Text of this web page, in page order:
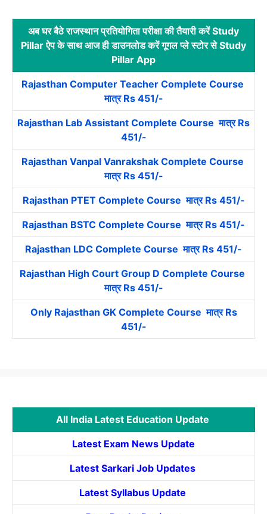
अब घर बैठे राजस्थान प्रतियोगिता परीक्षा की तैयारी करें Study
Pillar ऐप के साथ आज ही डाउनलोड करें गूगल प्ले स्टोर से Study
Pillar App
Rajasthan Computer Teacher Complete Course
मात्र Rs 451/-
Rajasthan Lab Assistant Complete Course मात्र Rs
451/-
Rajasthan Vanpal Vanrakshak Complete Course
मात्र Rs 451/-
Rajasthan PTET Complete Course मात्र Rs 451/-
Rajasthan BSTC Complete Course मात्र Rs 451/-
Rajasthan LDC Complete Course मात्र Rs 451/-
Rajasthan High Court Group D Complete Course
मात्र Rs 451/-
Only Rajasthan GK Complete Course मात्र Rs
451/-
All India Latest Education Update
Latest Exam News Update
Latest Sarkari Job Updates
Latest Syllabus Update